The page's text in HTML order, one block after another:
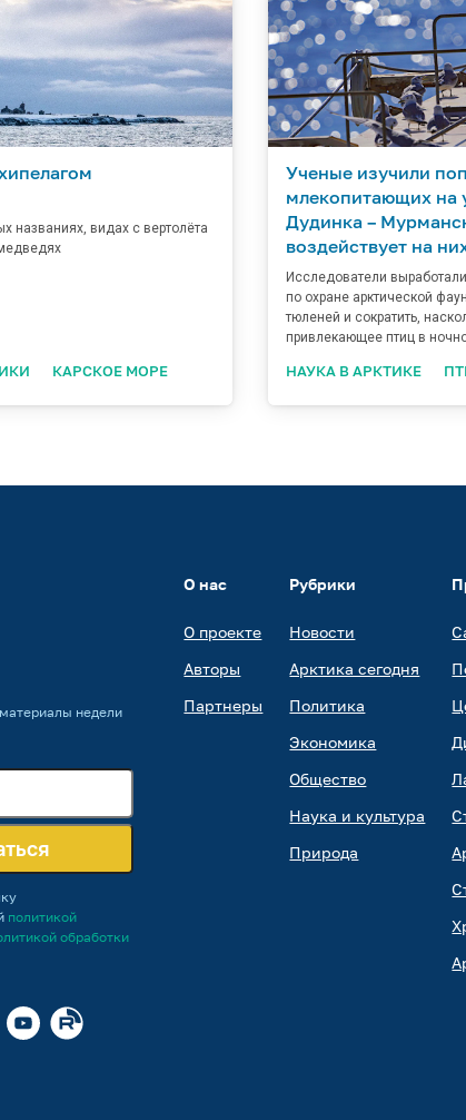
названиях, видах с вертолёта
КАРСКОЕ МОРЕ
Ученые изучили
млекопитающих на
Дудинка –
воздействует на
Исследователи
по охране арктической
тюленей и сократить,
привлекающее птиц в
НАУКА В АРКТИКЕ
недели
политикой
обработки
О нас
О проекте
Авторы
Партнеры
Рубрики
Новости
Арктика сегодня
Политика
Экономика
Общество
Наука и культура
Природа